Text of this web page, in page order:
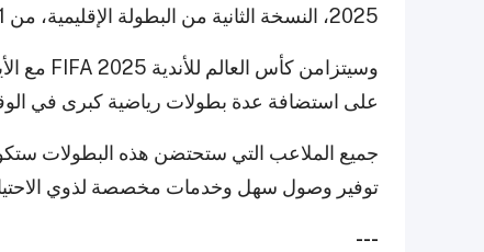
2025، النسخة الثانية من البطولة الإقليمية، من 1 إلى 18 ديسمبر.
على استضافة عدة بطولات رياضية كبرى في
جميع الملاعب التي ستحتضن هذه البطولات
توفير وصول سهل وخدمات مخصصة لذوي
---